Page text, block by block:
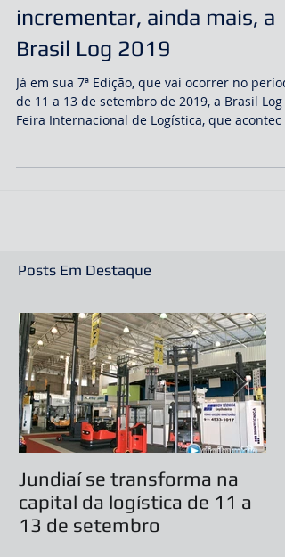
incrementar, ainda mais, a
Brasil Log 2019
Já em sua 7ª Edição, que vai ocorrer no
de 11 a 13 de setembro de 2019, a Brasil Log –
Feira Internacional de Logística, que acontec
Posts Em Destaque
Jundiaí se transforma na
capital da logística de 11 a
13 de setembro